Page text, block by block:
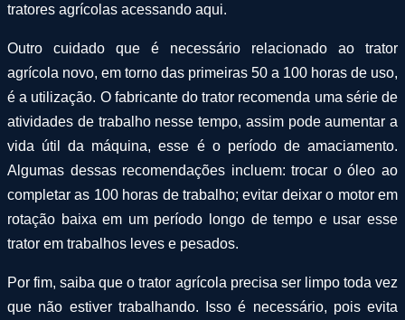
tratores agrícolas acessando aqui.
Outro cuidado que é necessário relacionado ao trator
agrícola novo, em torno das primeiras 50 a 100 horas de uso,
é a utilização. O fabricante do trator recomenda uma série de
atividades de trabalho nesse tempo, assim pode aumentar a
vida útil da máquina, esse é o período de amaciamento.
Algumas dessas recomendações incluem: trocar o óleo ao
completar as 100 horas de trabalho; evitar deixar o motor em
rotação baixa em um período longo de tempo e usar esse
trator em trabalhos leves e pesados.
Por fim, saiba que o trator agrícola precisa ser limpo toda vez
que não estiver trabalhando. Isso é necessário, pois evita